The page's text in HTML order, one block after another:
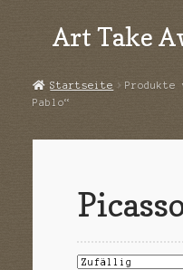
Zur
Navigation
Zum
Inhalt
Art Take
Echtheit von Bewertungen
Impressum
Startseite
Produkte
Pablo“